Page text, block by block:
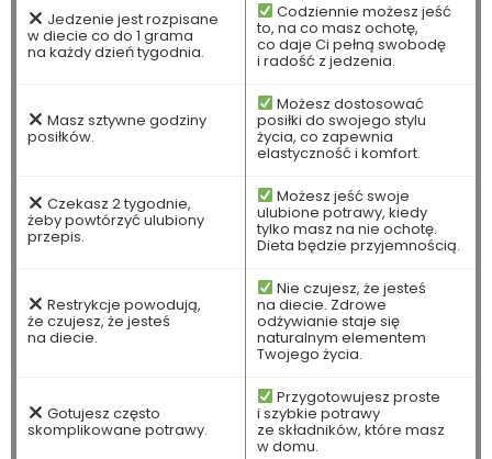
Jedzenie jest rozpisane
w diecie co do 1 grama
na każdy dzień tygodnia.
Codziennie możesz jeść
to, na co masz ochotę,
co daje Ci pełną swobodę
i radość z jedzenia.
Masz sztywne godziny
posiłków.
Możesz dostosować
posiłki do swojego stylu
życia, co zapewnia
elastyczność i komfort.
Czekasz 2 tygodnie,
żeby powtórzyć ulubiony
przepis.
Możesz jeść swoje
ulubione potrawy, kiedy
tylko masz na nie ochotę.
Dieta będzie przyjemnością.
Restrykcje powodują,
że czujesz, że jesteś
na diecie.
Nie czujesz, że jesteś
na diecie. Zdrowe
odżywianie staje się
naturalnym elementem
Twojego życia.
Gotujesz często
skomplikowane potrawy.
Przygotowujesz proste
i szybkie potrawy
ze składników, które masz
w domu.